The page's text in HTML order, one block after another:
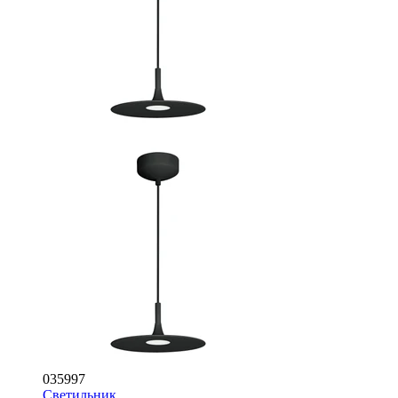
035997
Светильник